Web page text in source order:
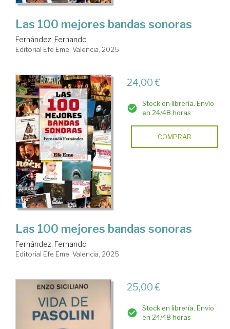
Las 100 mejores bandas sonoras
Fernández, Fernando
Editorial Efe Eme. Valencia, 2025
24,00 €
Stock en librería. Envío
en 24/48 horas
COMPRAR
Las 100 mejores bandas sonoras
Fernández, Fernando
Editorial Efe Eme. Valencia, 2025
25,00 €
Stock en librería. Envío
en 24/48 horas